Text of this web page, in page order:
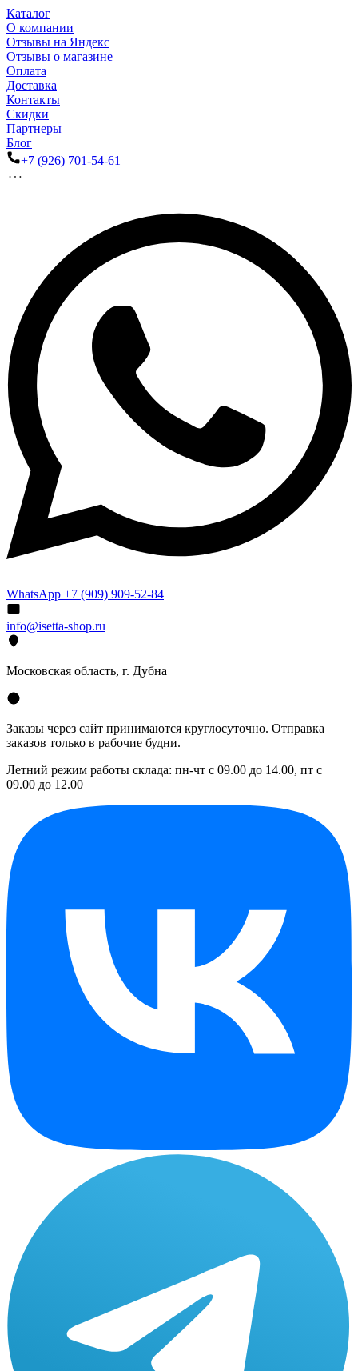
Каталог
О компании
Отзывы на Яндекс
Отзывы о магазине
Оплата
Доставка
Контакты
Скидки
Партнеры
Блог
+7 (926) 701-54-61
WhatsApp +7 (909) 909-52-84
info@isetta-shop.ru
Московская область, г. Дубна
Заказы через сайт принимаются круглосуточно. Отправка
заказов только в рабочие будни.
Летний режим работы склада: пн-чт с 09.00 до 14.00, пт с
09.00 до 12.00